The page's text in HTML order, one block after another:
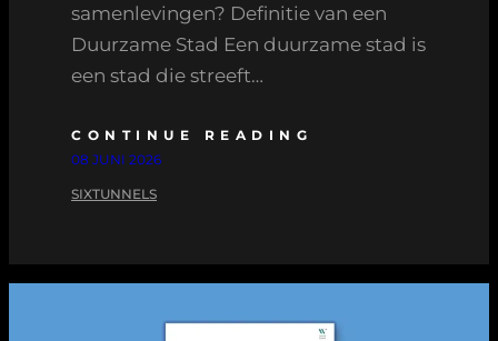
samenlevingen? Definitie van een
Duurzame Stad Een duurzame stad is
een stad die streeft…
CONTINUE READING
08 JUNI 2026
SIXTUNNELS